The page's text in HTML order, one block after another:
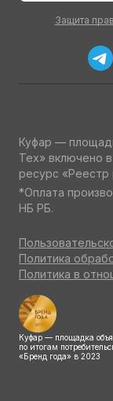
Защита
Куфар —
Тех» включено
ресурс «Реестр
*Оплата
НБ РБ.
Политика
Политика в
Куфар — площадка
по итогам
«Бренд года» в 2023